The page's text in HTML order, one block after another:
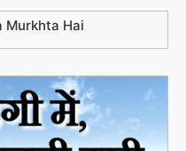
Murkhta Hai